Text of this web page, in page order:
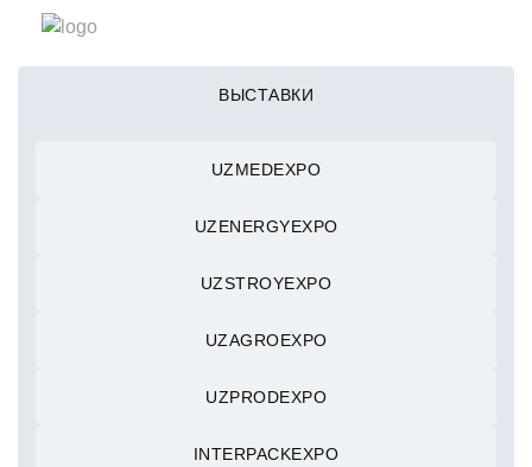
ВЫСТАВКИ
UZMEDEXPO
UZENERGYEXPO
UZSTROYEXPO
UZAGROEXPO
UZPRODEXPO
INTERPACKEXPO